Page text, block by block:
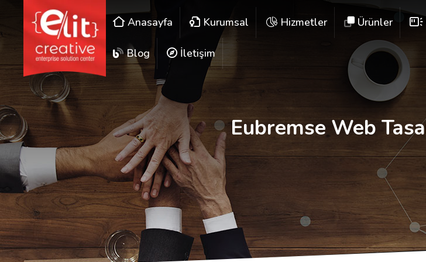
Anasayfa Kurumsal Hizmetler Ürünler
Blog İletişim
Eubremse Web